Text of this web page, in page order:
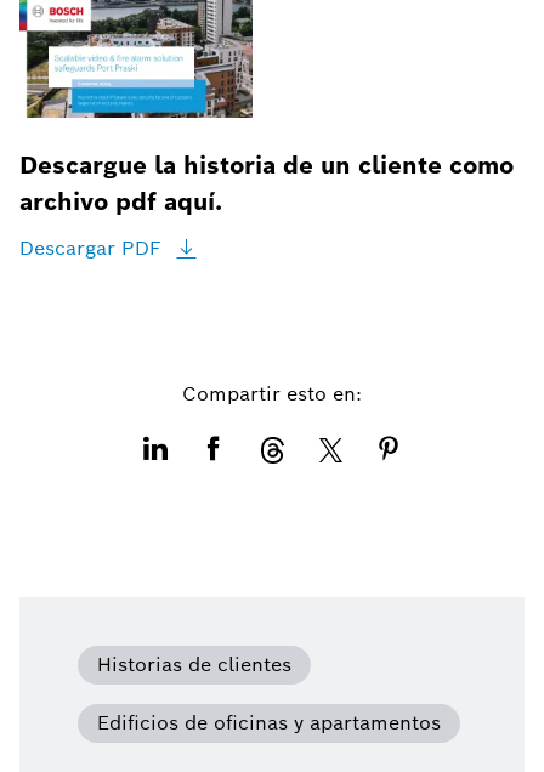
Descargue la historia de un cliente como
archivo pdf aquí.
Descargar PDF
Compartir esto en:
Historias de clientes
Edificios de oficinas y apartamentos